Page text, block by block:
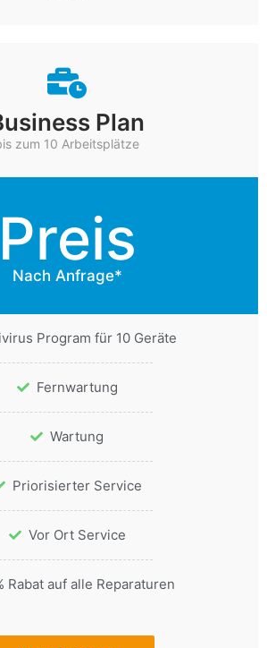
Plan
zum 10 Arbeitsplätze
Preis
Nach Anfrage*
Program für 10 Geräte
Fernwartung
Wartung
Priorisierter Service
Vor Ort Service
Rabat auf alle Reparaturen